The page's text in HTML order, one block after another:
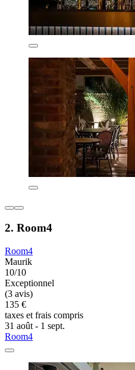
2. Room4
Room4
Maurik
10/10
Exceptionnel
(3 avis)
135 €
taxes et frais compris
31 août - 1 sept.
Room4